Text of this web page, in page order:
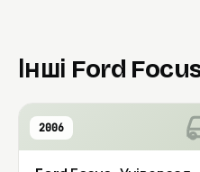
Інші Ford
2006